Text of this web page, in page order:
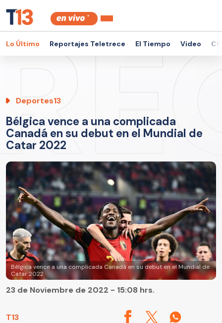
Lo Último Reportajes Teletrece El Tiempo Video
Deportes13
Bélgica vence a una complicada
Canadá en su debut en el Mundial de
Catar 2022
Bélgica vence a una complicada Canadá en su debut en el Mundial de
Catar 2022
T13
23 de Noviembre de 2022 - 15:08 hrs.